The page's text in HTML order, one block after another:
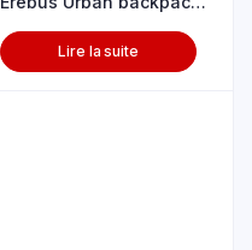
Lire la suite